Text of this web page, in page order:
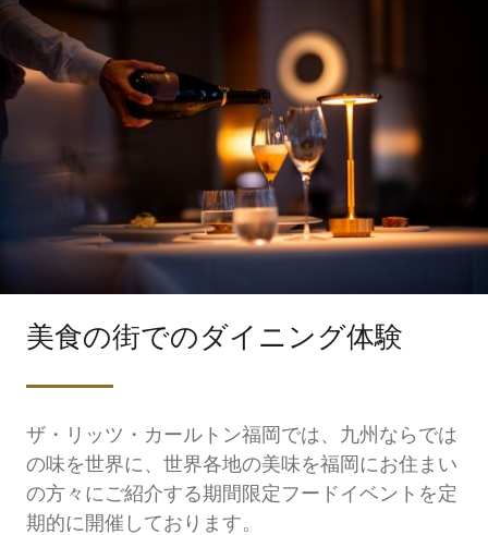
美食の街でのダイニング体験
ザ・リッツ・カールトン福岡では、九州ならでは
の味を世界に、世界各地の美味を福岡にお住まい
の方々にご紹介する期間限定フードイベントを定
期的に開催しております。